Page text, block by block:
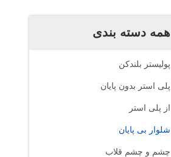
همه دسته بندی
پوليستر بلندکن
پلی استر بدون پایان
از پلی استر
شلوار بی پایان
چشم و چشم قلاب